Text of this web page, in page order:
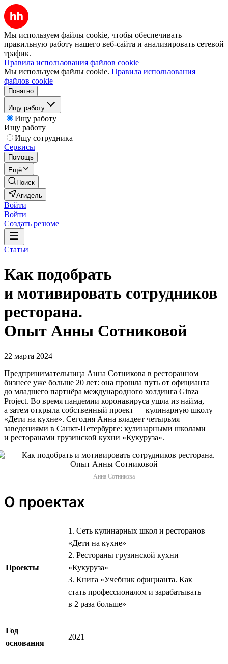
Мы используем файлы cookie, чтобы обеспечивать
правильную работу нашего веб-сайта и анализировать сетевой
трафик.
Правила использования файлов cookie
Мы используем файлы cookie. Правила использования
файлов cookie
Понятно
Ищу работу
Ищу работу
Ищу работу
Ищу сотрудника
Сервисы
Помощь
Ещё
Поиск
Агидель
Войти
Войти
Создать резюме
Статьи
Как подобрать
и мотивировать сотрудников
ресторана.
Опыт Анны Сотниковой
22 марта 2024
Предпринимательница Анна Сотникова в ресторанном
бизнесе уже больше 20 лет: она прошла путь от официанта
до младшего партнёра международного холдинга Ginza
Project. Во время пандемии коронавируса ушла из найма,
а затем открыла собственный проект — кулинарную школу
«Дети на кухне». Сегодня Анна владеет четырьмя
заведениями в Санкт-Петербурге: кулинарными школами
и ресторанами грузинской кухни «Кукуруза».
Анна Сотникова
О проектах
Проекты
1. Сеть кулинарных школ и ресторанов
«Дети на кухне»
2. Рестораны грузинской кухни
«Кукуруза»
3. Книга «Учебник официанта. Как
стать профессионалом и зарабатывать
в 2 раза больше»
Год
основания
2021